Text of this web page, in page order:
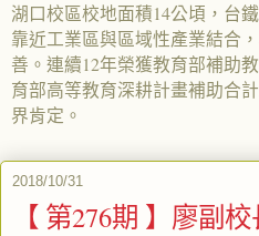
湖口校區校地面積14公頃，台
靠近工業區與區域性產業結合
善。連續12年榮獲教育部補助
育部高等教育深耕計畫補助合
界肯定。
2018/10/31
【 第276期 】廖副